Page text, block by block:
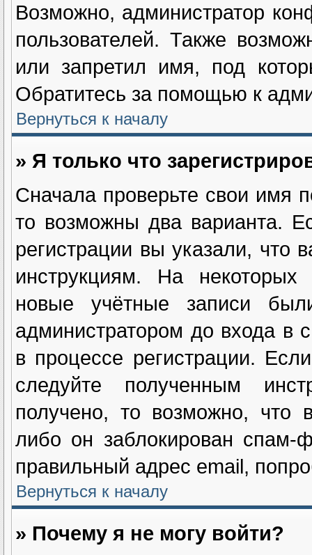
Возможно, администратор
пользователей. Также
или запретил имя, под
Обратитесь за помощью к
Вернуться к началу
» Я только что
Сначала проверьте свои имя
то возможны два варианта.
регистрации вы указали, что
инструкциям. На
новые учётные записи
администратором до входа в
в процессе регистрации.
следуйте полученным
получено, то возможно, что
либо он заблокирован
правильный адрес email,
Вернуться к началу
» Почему я не могу войти?